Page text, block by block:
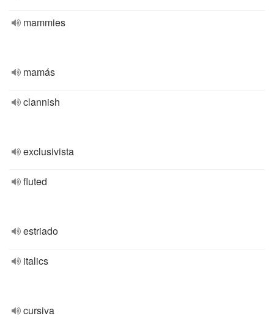
mammies
mamás
clannish
exclusivista
fluted
estriado
italics
cursiva